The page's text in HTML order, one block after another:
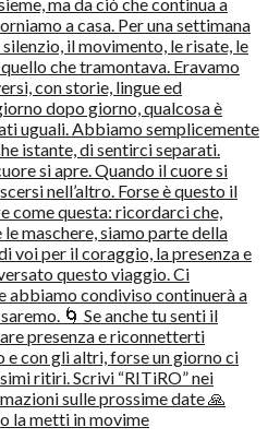
la metti in movime